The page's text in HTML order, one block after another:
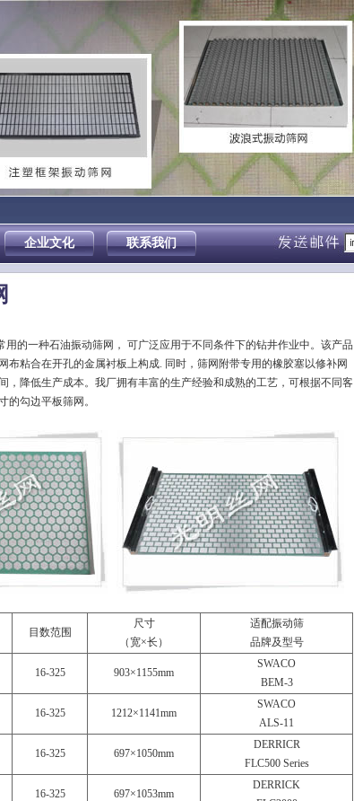
企业文化 联系我们
用的一种石油振动筛网， 可广泛应用于不同条件下的钻井作业中。该产品
布粘合在开孔的金属衬板上构成. 同时，筛网附带专用的橡胶塞以修补网
，降低生产成本。我厂拥有丰富的生产经验和成熟的工艺，可根据不同客
的勾边平板筛网。
目数范围
尺寸
（宽×长）
适配振动筛
品牌及型号
16-325 903×1155mm
SWACO
BEM-3
16-325 1212×1141mm
SWACO
ALS-11
16-325 697×1050mm
DERRICR
FLC500 Series
16-325 697×1053mm
DERRICK